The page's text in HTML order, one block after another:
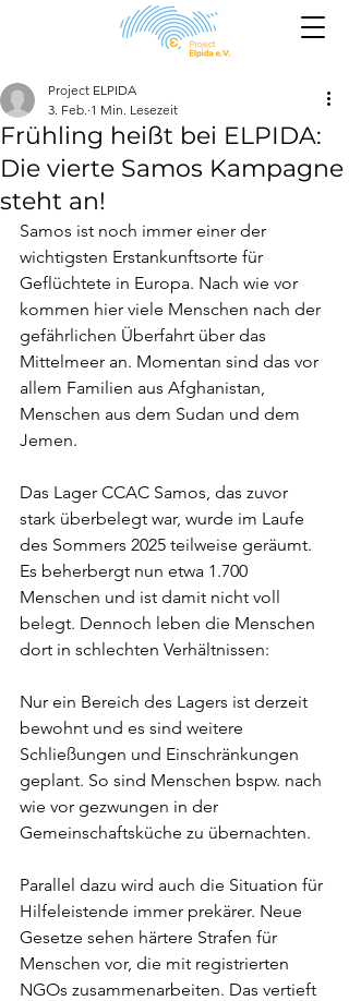
Frühling heißt bei ELPIDA:
Die vierte Samos Kampagne
steht an!
Project ELPIDA
3. Feb. 1 Min. Lesezeit
Samos ist noch immer einer der
wichtigsten Erstankunftsorte für
Geflüchtete in Europa. Nach wie vor
kommen hier viele Menschen nach der
gefährlichen Überfahrt über das
Mittelmeer an. Momentan sind das vor
allem Familien aus Afghanistan,
Menschen aus dem Sudan und dem
Jemen.
Das Lager CCAC Samos, das zuvor
stark überbelegt war, wurde im Laufe
des Sommers 2025 teilweise geräumt.
Es beherbergt nun etwa 1.700
Menschen und ist damit nicht voll
belegt. Dennoch leben die Menschen
dort in schlechten Verhältnissen:
Nur ein Bereich des Lagers ist derzeit
bewohnt und es sind weitere
Schließungen und Einschränkungen
geplant. So sind Menschen bspw. nach
wie vor gezwungen in der
Gemeinschaftsküche zu übernachten.
Parallel dazu wird auch die Situation für
Hilfeleistende immer prekärer. Neue
Gesetze sehen härtere Strafen für
Menschen vor, die mit registrierten
NGOs zusammenarbeiten. Das vertieft